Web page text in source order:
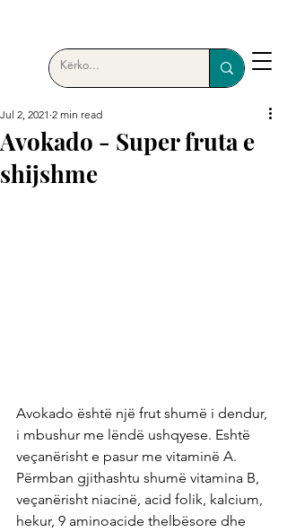
Avokado - Super fruta e
shijshme
Jul 2, 2021 2 min read
Avokado është një frut shumë i dendur,
i mbushur me lëndë ushqyese. Eshtë
veçanërisht e pasur me vitaminë A.
Përmban gjithashtu shumë vitamina B,
veçanërisht niacinë, acid folik, kalcium,
hekur, 9 aminoacide thelbësore dhe